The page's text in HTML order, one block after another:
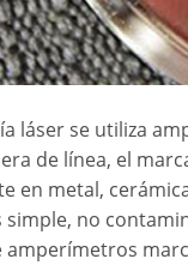
láser se utiliza
de línea, el
en metal,
simple, no
amperímetros